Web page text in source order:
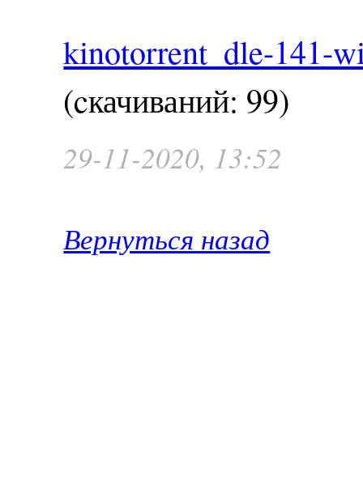
kinotorrent_dle-141-
(cкачиваний: 99)
29-11-2020, 13:52
Вернуться назад